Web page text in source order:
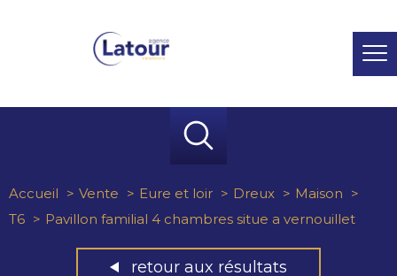
Accueil Vente Eure et loir Dreux
Maison
T6
Pavillon familial 4 chambres situe a vernouillet
retour aux résultats